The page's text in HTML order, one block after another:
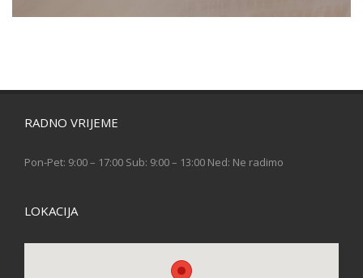
RADNO VRIJEME
Pon-Pet: 9:00 – 17:00 Sub: 9:00 – 13:00 Ned: Ne radimo
LOKACIJA